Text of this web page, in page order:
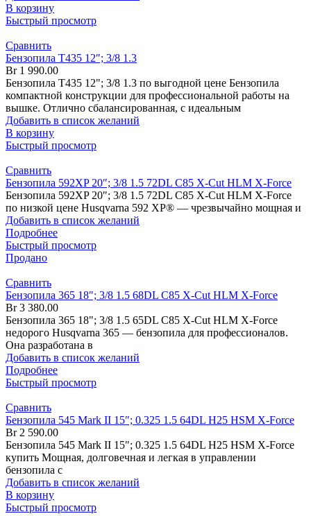
В корзину
Быстрый просмотр
Сравнить
Бензопила T435 12″; 3/8 1.3
Br1 990.00
Бензопила T435 12"; 3/8 1.3 по выгодной цене Бензопила
компактной конструкции для профессиональной работы на
вышке. Отлично сбалансированная, с идеальным
Добавить в список желаний
В корзину
Быстрый просмотр
Сравнить
Бензопила 592XP 20″; 3/8 1.5 72DL C85 X-Cut HLM X-Force
Бензопила 592XP 20″; 3/8 1.5 72DL C85 X-Cut HLM X-Force
по низкой цене Husqvarna 592 XP® — чрезвычайно мощная и
Добавить в список желаний
Подробнее
Быстрый просмотр
Продано
Сравнить
Бензопила 365 18″; 3/8 1.5 68DL C85 X-Cut HLM X-Force
Br3 380.00
Бензопила 365 18"; 3/8 1.5 65DL C85 X-Cut HLM X-Force
недорого Husqvarna 365 — бензопила для профессионалов.
Она разработана в
Добавить в список желаний
Подробнее
Быстрый просмотр
Сравнить
Бензопила 545 Mark II 15″; 0.325 1.5 64DL H25 HSM X-Force
Br2 590.00
Бензопила 545 Mark II 15″; 0.325 1.5 64DL H25 HSM X-Force
купить Мощная, долговечная и легкая в управлении
бензопила с
Добавить в список желаний
В корзину
Быстрый просмотр